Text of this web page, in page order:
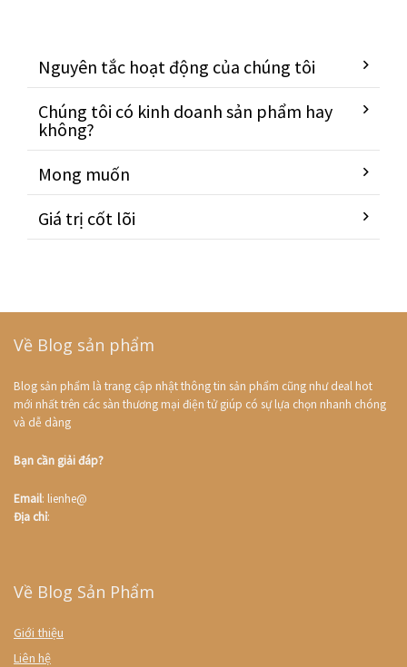
Nguyên tắc hoạt động của chúng tôi
Chúng tôi có kinh doanh sản phẩm hay
không?
Mong muốn
Giá trị cốt lõi
Về Blog sản phẩm
Blog sản phẩm là trang cập nhật thông tin sản phẩm cũng như deal hot
mới nhất trên các sàn thương mại điện tử giúp có sự lựa chọn nhanh chóng
và dễ dàng
Bạn cần giải đáp?
Email: lienhe@
Địa chỉ:
Về Blog Sản Phẩm
Giới thiệu
Liên hệ